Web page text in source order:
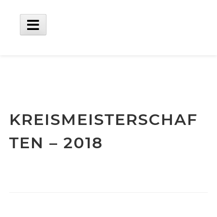
content
Main
KREISMEISTERSCHAF
TEN – 2018